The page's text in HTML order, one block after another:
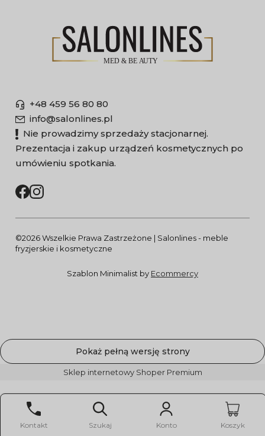
+48 459 56 80 80
info@salonlines.pl
Nie prowadzimy sprzedaży stacjonarnej.
Prezentacja i zakup urządzeń kosmetycznych po
umówieniu spotkania.
Kontakt Szukaj Konto Koszyk
©2026 Wszelkie Prawa Zastrzeżone | Salonlines - meble
fryzjerskie i kosmetyczne
Szablon Minimalist by Ecommercy
Pokaż pełną wersję strony
Sklep internetowy Shoper Premium